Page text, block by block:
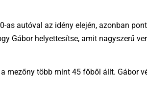
autóval az idény elején, azonban
Gábor helyettesítse, amit nagyszerű
mezőny több mint 45 főből állt. Gábor